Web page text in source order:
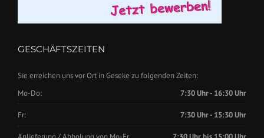
GESCHÄFTSZEITEN
Sie erreichen uns vor Ort in Geseke zu folgenden Zeiten:
Mo-Do:
7:30 Uhr - 16:30 Uhr
Fr: 7:30 Uhr - 15:30 Uhr